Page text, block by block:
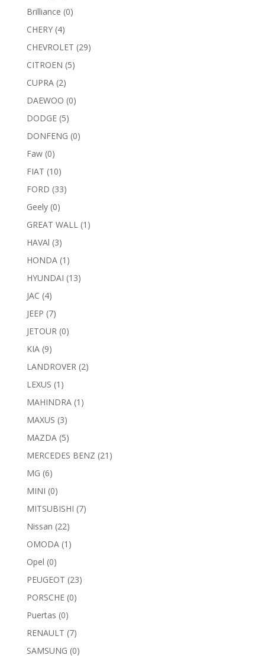
Brilliance (0)
CHERY (4)
CHEVROLET (29)
CITROEN (5)
CUPRA (2)
DAEWOO (0)
DODGE (5)
DONFENG (0)
Faw (0)
FIAT (10)
FORD (33)
Geely (0)
GREAT WALL (1)
HAVAl (3)
HONDA (1)
HYUNDAI (13)
JAC (4)
JEEP (7)
JETOUR (0)
KIA (9)
LANDROVER (2)
LEXUS (1)
MAHINDRA (1)
MAXUS (3)
MAZDA (5)
MERCEDES BENZ (21)
MG (6)
MINI (0)
MITSUBISHI (7)
Nissan (22)
OMODA (1)
Opel (0)
PEUGEOT (23)
PORSCHE (0)
Puertas (0)
RENAULT (7)
SAMSUNG (0)